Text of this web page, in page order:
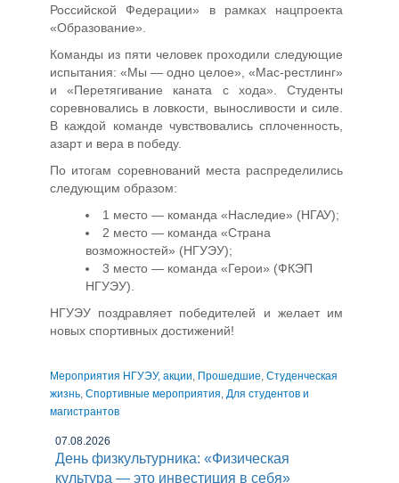
Российской Федерации» в рамках нацпроекта
«Образование».
Команды из пяти человек проходили следующие
испытания: «Мы — одно целое», «Мас-рестлинг»
и «Перетягивание каната с хода». Студенты
соревновались в ловкости, выносливости и силе.
В каждой команде чувствовались сплоченность,
азарт и вера в победу.
По итогам соревнований места распределились
следующим образом:
1 место — команда «Наследие» (НГАУ);
2 место — команда «Страна
возможностей» (НГУЭУ);
3 место — команда «Герои» (ФКЭП
НГУЭУ).
НГУЭУ поздравляет победителей и желает им
новых спортивных достижений!
Мероприятия НГУЭУ, акции, Прошедшие, Студенческая
жизнь, Спортивные мероприятия, Для студентов и
магистрантов
07.08.2026
День физкультурника: «Физическая
культура — это инвестиция в себя»